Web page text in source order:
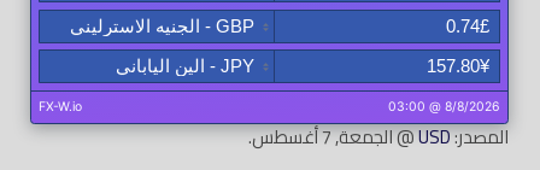
المصدر:USD@ الجمعة, 7 أغسطس.